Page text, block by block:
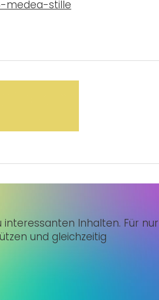
medea-stille
Inhalten. Für nur
und gleichzeitig